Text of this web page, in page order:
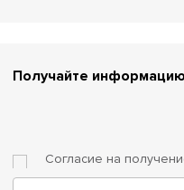
Получайте
Согласие на